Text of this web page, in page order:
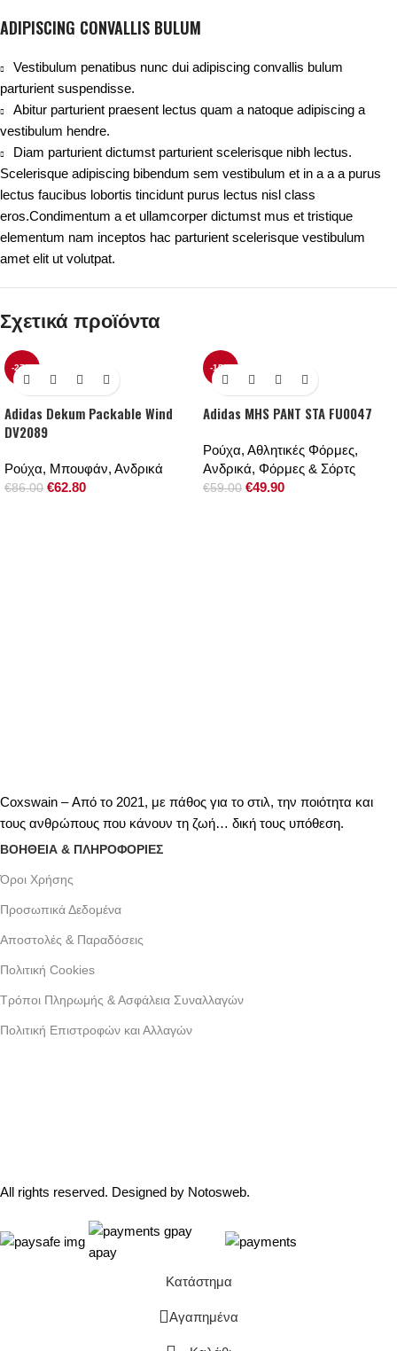
ADIPISCING CONVALLIS BULUM
Vestibulum penatibus nunc dui adipiscing convallis bulum
parturient suspendisse.
Abitur parturient praesent lectus quam a natoque adipiscing a
vestibulum hendre.
Diam parturient dictumst parturient scelerisque nibh lectus.
Scelerisque adipiscing bibendum sem vestibulum et in a a a purus
lectus faucibus lobortis tincidunt purus lectus nisl class
eros.Condimentum a et ullamcorper dictumst mus et tristique
elementum nam inceptos hac parturient scelerisque vestibulum
amet elit ut volutpat.
Σχετικά προϊόντα
-27%
Adidas Dekum Packable Wind
DV2089
Ρούχα, Μπουφάν, Ανδρικά
€86.00 €62.80
-15%
Adidas MHS PANT STA FU0047
Ρούχα, Αθλητικές Φόρμες,
Ανδρικά, Φόρμες & Σόρτς
€59.00 €49.90
Coxswain – Από το 2021, με πάθος για το στιλ, την ποιότητα και
τους ανθρώπους που κάνουν τη ζωή… δική τους υπόθεση.
ΒΟΗΘΕΙΑ & ΠΛΗΡΟΦΟΡΙΕΣ
Όροι Xρήσης
Προσωπικά Δεδομένα
Αποστολές & Παραδόσεις
Πολιτική Cookies
Τρόποι Πληρωμής & Ασφάλεια Συναλλαγών
Πολιτική Επιστροφών και Αλλαγών
All rights reserved. Designed by Notosweb.
Κατάστημα
Αγαπημένα